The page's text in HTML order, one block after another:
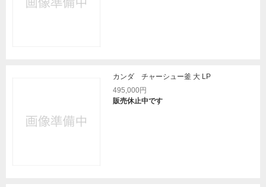
カンダ チャーシュー釜 大 LP
495,000円
販売休止中です